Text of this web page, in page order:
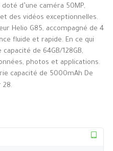
d’une caméra 50MP,
des vidéos exceptionnelles.
Helio G85, accompagné de 4
fluide et rapide. En ce qui
de 64GB/128GB,
photos et applications.
capacité de 5000mAh De
28.